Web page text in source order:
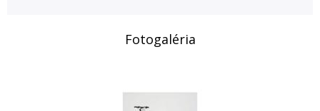
Fotogaléria